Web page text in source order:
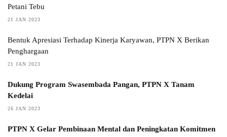
Petani Tebu
21 JAN 2023
Bentuk Apresiasi Terhadap Kinerja Karyawan, PTPN X Berikan
Penghargaan
21 JAN 2023
Dukung Program Swasembada Pangan, PTPN X Tanam
Kedelai
26 JAN 2023
PTPN X Gelar Pembinaan Mental dan Peningkatan Komitmen